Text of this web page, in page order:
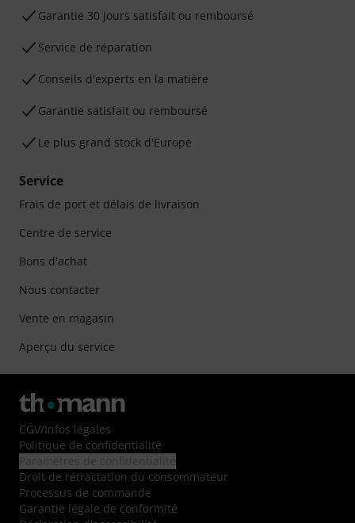
Garantie 30 jours satisfait ou remboursé
Service de réparation
Conseils d'experts en la matière
Garantie satisfait ou remboursé
Le plus grand stock d'Europe
Service
Frais de port et délais de livraison
Centre de service
Bons d'achat
Nous contacter
Vente en magasin
Aperçu du service
CGV/Infos légales
Politique de confidentialité
Droit de rétractation du consommateur
Processus de commande
Garantie légale de conformité